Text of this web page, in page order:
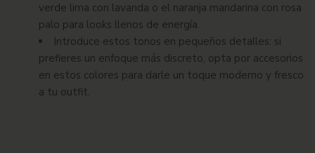
verde lima con lavanda o el naranja mandarina con rosa
palo para looks llenos de energía.
Introduce estos tonos en pequeños detalles: si
prefieres un enfoque más discreto, opta por accesorios
en estos colores para darle un toque moderno y fresco
a tu outfit.